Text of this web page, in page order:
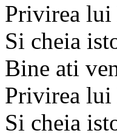
Privirea lui
Si cheia
Bine ati
Privirea lui
Si cheia